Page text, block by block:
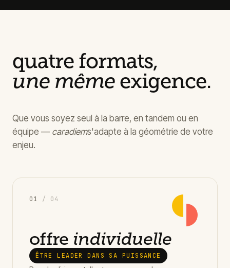
quatre formats,
une même exigence.
Que vous soyez seul à la barre, en tandem ou en
équipe — caradiems'adapte à la géométrie de votre
enjeu.
01 / 04
offre individuelle
ÊTRE LEADER DANS SA PUISSANCE